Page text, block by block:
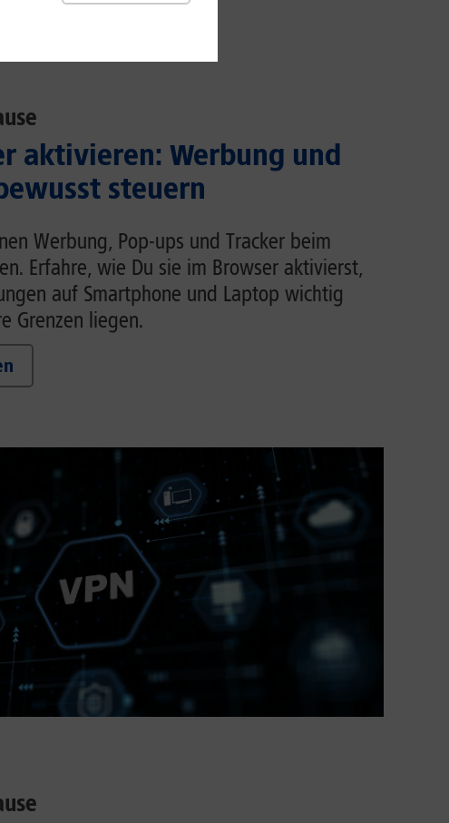
aktivieren: Werbung und
steuern
Werbung, Pop-ups und Tracker beim
Erfahre, wie Du sie im Browser aktivierst,
auf Smartphone und Laptop wichtig
Grenzen liegen.